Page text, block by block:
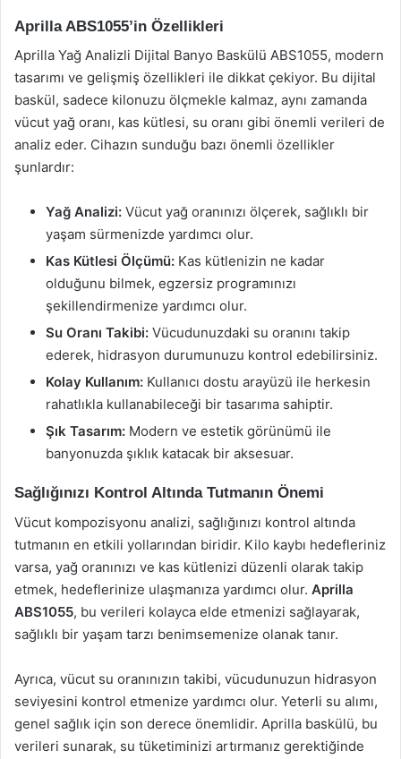
Aprilla ABS1055’in Özellikleri
Aprilla Yağ Analizli Dijital Banyo Baskülü ABS1055, modern
tasarımı ve gelişmiş özellikleri ile dikkat çekiyor. Bu dijital
baskül, sadece kilonuzu ölçmekle kalmaz, aynı zamanda
vücut yağ oranı, kas kütlesi, su oranı gibi önemli verileri de
analiz eder. Cihazın sunduğu bazı önemli özellikler
şunlardır:
Yağ Analizi: Vücut yağ oranınızı ölçerek, sağlıklı bir
yaşam sürmenizde yardımcı olur.
Kas Kütlesi Ölçümü: Kas kütlenizin ne kadar
olduğunu bilmek, egzersiz programınızı
şekillendirmenize yardımcı olur.
Su Oranı Takibi: Vücudunuzdaki su oranını takip
ederek, hidrasyon durumunuzu kontrol edebilirsiniz.
Kolay Kullanım: Kullanıcı dostu arayüzü ile herkesin
rahatlıkla kullanabileceği bir tasarıma sahiptir.
Şık Tasarım: Modern ve estetik görünümü ile
banyonuzda şıklık katacak bir aksesuar.
Sağlığınızı Kontrol Altında Tutmanın Önemi
Vücut kompozisyonu analizi, sağlığınızı kontrol altında
tutmanın en etkili yollarından biridir. Kilo kaybı hedefleriniz
varsa, yağ oranınızı ve kas kütlenizi düzenli olarak takip
etmek, hedeflerinize ulaşmanıza yardımcı olur. Aprilla
ABS1055, bu verileri kolayca elde etmenizi sağlayarak,
sağlıklı bir yaşam tarzı benimsemenize olanak tanır.
Ayrıca, vücut su oranınızın takibi, vücudunuzun hidrasyon
seviyesini kontrol etmenize yardımcı olur. Yeterli su alımı,
genel sağlık için son derece önemlidir. Aprilla baskülü, bu
verileri sunarak, su tüketiminizi artırmanız gerektiğinde